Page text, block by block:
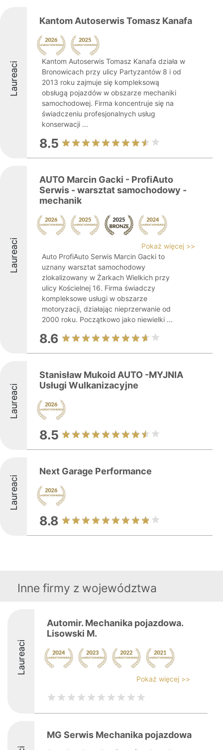
Laureaci
Kantom Autoserwis Tomasz Kanafa
Kantom Autoserwis Tomasz Kanafa działa w
Bronowicach przy ulicy Partyzantów 8 i od
2013 roku zajmuje się kompleksową
obsługą pojazdów w obszarze mechaniki
samochodowej. Firma koncentruje się na
świadczeniu profesjonalnych usług
konserwacji ...
8.5
Laureaci
AUTO Marcin Gacki - ProfiAuto
Serwis - warsztat samochodowy -
mechanik
Pokaż więcej >>
Auto ProfiAuto Serwis Marcin Gacki to
uznany warsztat samochodowy
zlokalizowany w Żarkach Wielkich przy
ulicy Kościelnej 16. Firma świadczy
kompleksowe usługi w obszarze
motoryzacji, działając nieprzerwanie od
2000 roku. Początkowo jako niewielki ...
8.6
Laureaci
Stanisław Mukoid AUTO -MYJNIA
Usługi Wulkanizacyjne
8.5
Laureaci
Next Garage Performance
8.8
Inne firmy z województwa
Laureaci
Automir. Mechanika pojazdowa.
Lisowski M.
Pokaż więcej >>
MG Serwis Mechanika pojazdowa